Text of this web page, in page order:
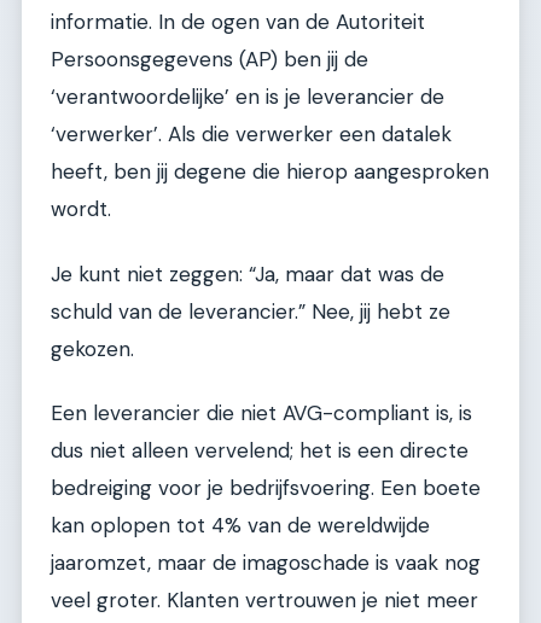
informatie. In de ogen van de Autoriteit
Persoonsgegevens (AP) ben jij de
‘verantwoordelijke’ en is je leverancier de
‘verwerker’. Als die verwerker een datalek
heeft, ben jij degene die hierop aangesproken
wordt.
Je kunt niet zeggen: “Ja, maar dat was de
schuld van de leverancier.” Nee, jij hebt ze
gekozen.
Een leverancier die niet AVG-compliant is, is
dus niet alleen vervelend; het is een directe
bedreiging voor je bedrijfsvoering. Een boete
kan oplopen tot 4% van de wereldwijde
jaaromzet, maar de imagoschade is vaak nog
veel groter. Klanten vertrouwen je niet meer